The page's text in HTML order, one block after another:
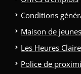
Conditions
Maison de jeunes
Les Heures
Police de